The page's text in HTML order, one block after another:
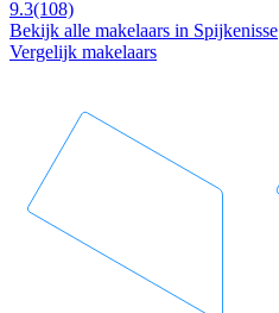
9.3(108)
Bekijk alle makelaars in Spijkenisse
Vergelijk makelaars